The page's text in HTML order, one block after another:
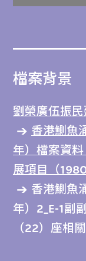
檔案背景
劉榮廣伍振
香港鰂魚
年）檔案資料
展項目（
香港鰂魚
年）2_E-1副
（22）座相